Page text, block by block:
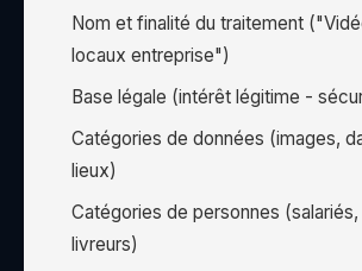
Nom et finalité du traitement
locaux entreprise")
Base légale (intérêt légitime -
Catégories de données (images,
lieux)
Catégories de personnes
livreurs)